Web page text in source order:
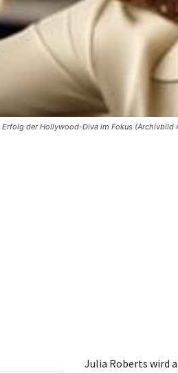
Erfolg der Hollywood-Diva im Fokus (Archivbild
Julia Roberts wird